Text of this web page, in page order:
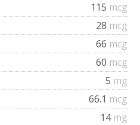
115 mcg
28 mcg
66 mcg
60 mcg
5 mg
66.1 mcg
14 mg